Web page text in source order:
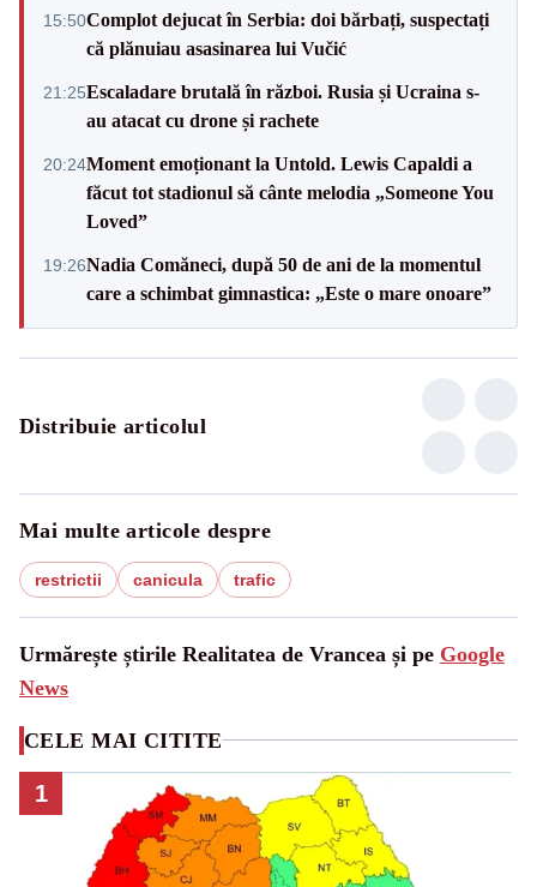
15:50Complot dejucat în Serbia: doi bărbați, suspectați
că plănuiau asasinarea lui Vučić
21:25Escaladare brutală în război. Rusia și Ucraina s-
au atacat cu drone și rachete
20:24Moment emoționant la Untold. Lewis Capaldi a
făcut tot stadionul să cânte melodia „Someone You
Loved”
19:26Nadia Comăneci, după 50 de ani de la momentul
care a schimbat gimnastica: „Este o mare onoare”
Distribuie articolul
Mai multe articole despre
restrictii canicula trafic
Urmărește știrile Realitatea de Vrancea și pe Google
News
CELE MAI CITITE
1